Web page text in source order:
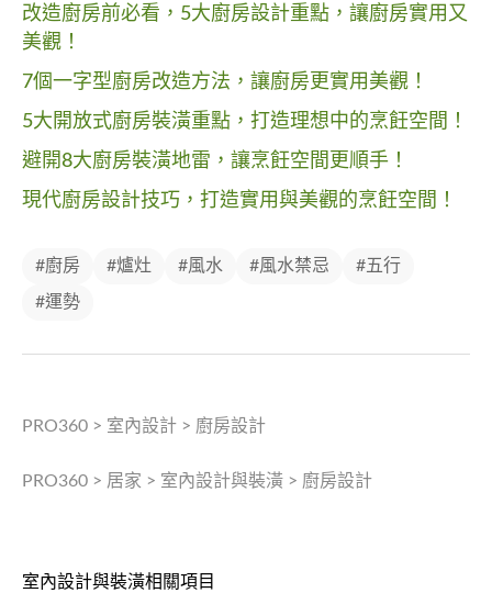
改造廚房前必看，5大廚房設計重點，讓廚房實用又
美觀！
7個一字型廚房改造方法，讓廚房更實用美觀！
5大開放式廚房裝潢重點，打造理想中的烹飪空間！
避開8大廚房裝潢地雷，讓烹飪空間更順手！
現代廚房設計技巧，打造實用與美觀的烹飪空間！
#廚房 #爐灶 #風水 #風水禁忌 #五行
#運勢
PRO360 > 室內設計 > 廚房設計
PRO360 > 居家 > 室內設計與裝潢 > 廚房設計
室內設計與裝潢相關項目